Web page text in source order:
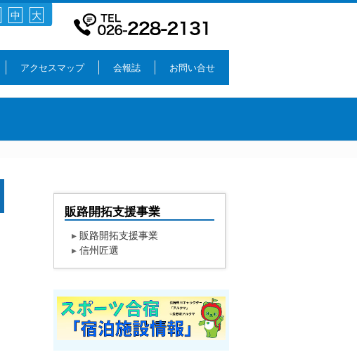
中 大
アクセスマップ 会報誌 お問い合せ
販路開拓支援事業
▸ 販路開拓支援事業
▸ 信州匠選